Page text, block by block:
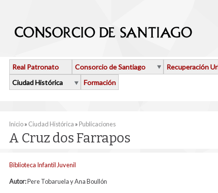
Real Patronato Consorcio de Santiago
Recuperación
Ciudad Histórica
Formación
Se encuentra usted aquí
Inicio» Ciudad Histórica » Publicaciones
A Cruz dos Farrapos
Biblioteca Infantil Juvenil
Autor:Pere Tobaruela y Ana Boullón